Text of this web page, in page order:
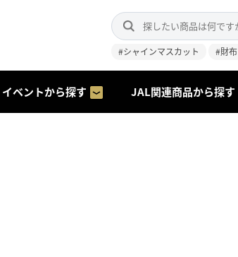
#シャインマスカット #財布
イベントから探す JAL関連商品から探す